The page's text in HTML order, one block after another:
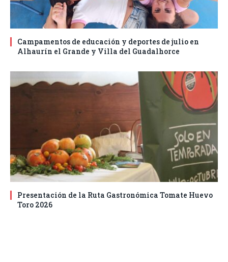
Campamentos de educación y deportes de julio en
Alhaurín el Grande y Villa del Guadalhorce
Presentación de la Ruta Gastronómica Tomate Huevo
Toro 2026